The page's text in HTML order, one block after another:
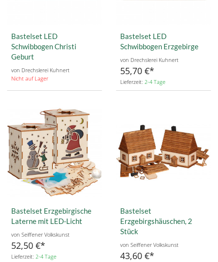
Bastelset LED
Schwibbogen Christi
Geburt
von Drechslerei Kuhnert
Nicht auf Lager
Bastelset LED
Schwibbogen Erzgebirge
von Drechslerei Kuhnert
55,70 €
Lieferzeit: 2-4 Tage
Bastelset Erzgebirgische
Laterne mit LED-Licht
von Seiffener Volkskunst
52,50 €
Lieferzeit: 2-4 Tage
Bastelset
Erzgebirgshäuschen, 2
Stück
von Seiffener Volkskunst
43,60 €